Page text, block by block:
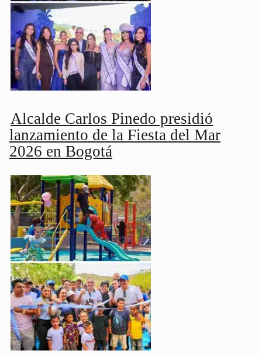
Alcalde Carlos Pinedo presidió
lanzamiento de la Fiesta del Mar
2026 en Bogotá